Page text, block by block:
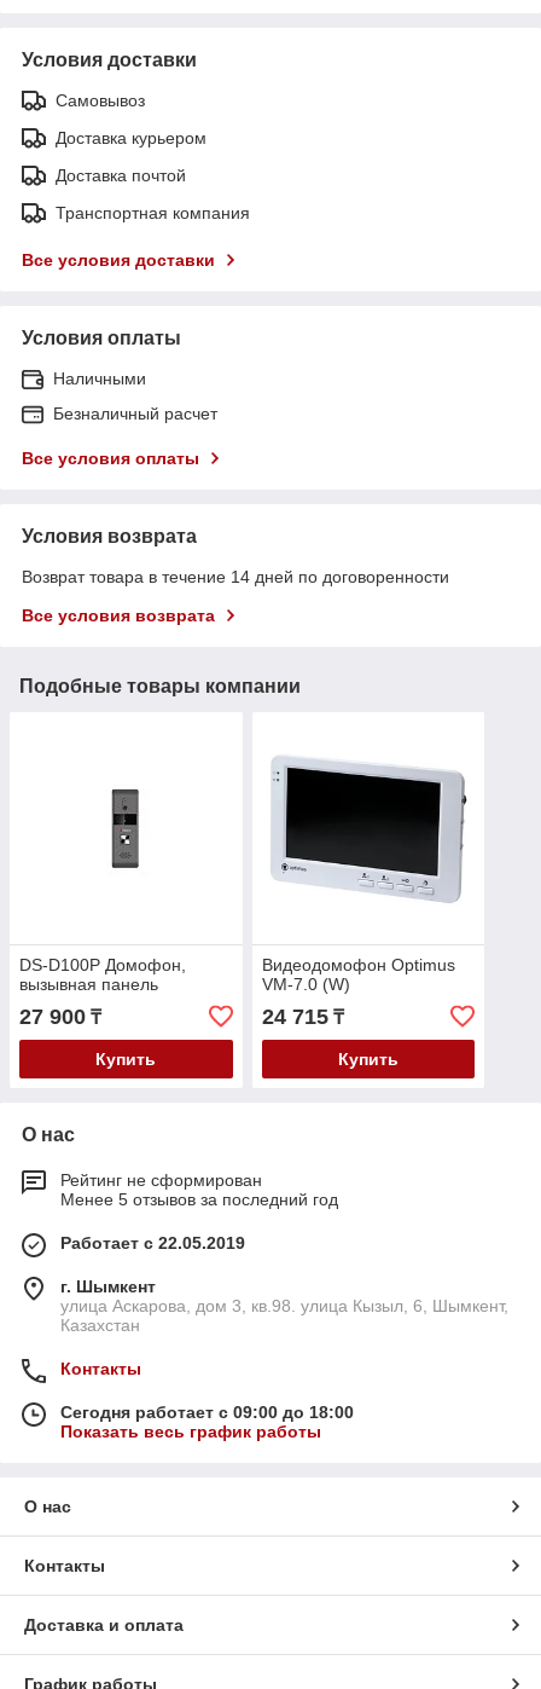
Условия доставки
Самовывоз
Доставка курьером
Доставка почтой
Транспортная компания
Все условия доставки
Условия оплаты
Наличными
Безналичный расчет
Все условия оплаты
Условия возврата
Возврат товара в течение 14 дней по договоренности
Все условия возврата
Подобные товары компании
DS-D100P Домофон,
вызывная панель
27 900 ₸
Купить
Видеодомофон Optimus
VM-7.0 (W)
24 715₸
Купить
О нас
Рейтинг не сформирован
Менее 5 отзывов за последний год
Работает с 22.05.2019
г. Шымкент
улица Аскарова, дом 3, кв.98. улица Кызыл, 6, Шымкент,
Казахстан
Контакты
Сегодня работает с 09:00 до 18:00
Показать весь график работы
О нас
Контакты
Доставка и оплата
График работы